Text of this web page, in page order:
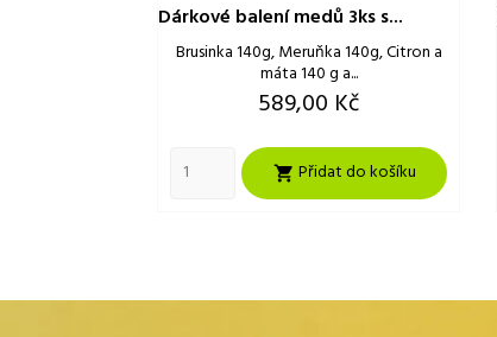
Dárkové balení medů 3ks s...
Brusinka 140g, Meruňka 140g, Citron a
máta 140 g a...
Cena
589,00 Kč
 Přidat do košíku